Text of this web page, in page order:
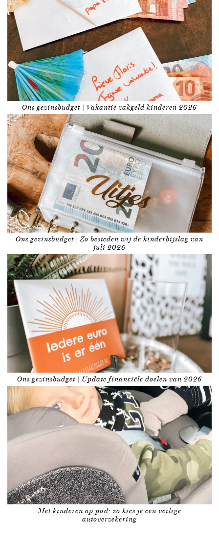
Ons gezinsbudget | Vakantie zakgeld kinderen 2026
Ons gezinsbudget | Zo besteden wij de kinderbijslag van
juli 2026
Ons gezinsbudget | Update financiële doelen van 2026
Met kinderen op pad: zo kies je een veilige
autoverzekering